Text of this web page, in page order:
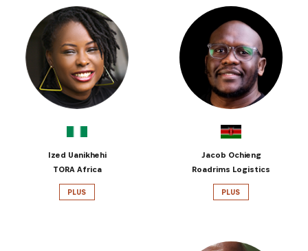
Ized Uanikhehi
TORA Africa
PLUS
Jacob Ochieng
Roadrims Logistics
PLUS